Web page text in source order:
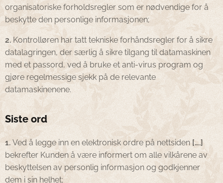
organisatoriske forholdsregler som er nødvendige for å
beskytte den personlige informasjonen;
2.Kontrolløren har tatt tekniske forhåndsregler for å sikre
datalagringen, der særlig å sikre tilgang til datamaskinen
med et passord, ved å bruke et anti-virus program og
gjøre regelmessige sjekk på de relevante
datamaskinenene.
Siste ord
1. Ved å legge inn en elektronisk ordre på nettsiden[….]
bekrefter Kunden å være informert om alle vilkårene av
beskyttelsen av personlig informasjon og godkjenner
dem i sin helhet;